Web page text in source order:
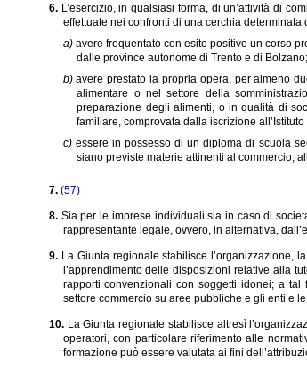
6. L’esercizio, in qualsiasi forma, di un’attività di
effettuate nei confronti di una cerchia
a) avere frequentato con esito positivo un corso
dalle province autonome di Trento e di Bolzano;
b)avere prestato la propria opera, per almeno
alimentare o nel settore della
preparazione degli alimenti, o in qualità di
familiare, comprovata dalla iscrizione
c) essere in possesso di un diploma di scuola
siano previste materie attinenti al commercio,
7. (57)
8. Sia per le imprese individuali sia in caso di
rappresentante legale, ovvero, in alternativa,
9. La Giunta regionale stabilisce l’organizzazione,
l’apprendimento delle disposizioni relative alla
rapporti convenzionali con soggetti idonei; a tal
settore commercio su aree pubbliche e gli enti e
10. La Giunta regionale stabilisce altresì
operatori, con particolare riferimento alle
formazione può essere valutata ai fini